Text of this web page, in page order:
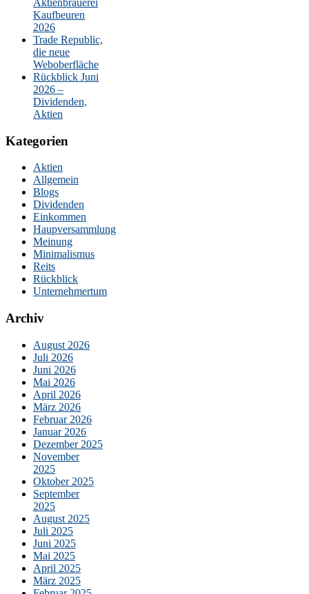
Aktienbrauerei
Kaufbeuren
2026
Trade Republic,
die neue
Weboberfläche
Rückblick Juni
2026 –
Dividenden,
Aktien
Kategorien
Aktien
Allgemein
Blogs
Dividenden
Einkommen
Haupversammlung
Meinung
Minimalismus
Reits
Rückblick
Unternehmertum
Archiv
August 2026
Juli 2026
Juni 2026
Mai 2026
April 2026
März 2026
Februar 2026
Januar 2026
Dezember 2025
November
2025
Oktober 2025
September
2025
August 2025
Juli 2025
Juni 2025
Mai 2025
April 2025
März 2025